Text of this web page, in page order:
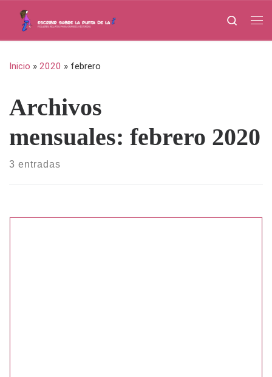
Saltar al contenido
Search
Inicio » 2020 » febrero
Archivos
mensuales: febrero 2020
3 entradas